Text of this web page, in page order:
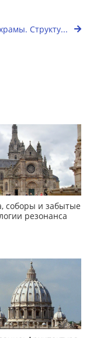
Структу...
соборы и забытые
резонанса